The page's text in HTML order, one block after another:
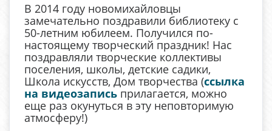
В 2014 году новомихайловцы
замечательно поздравили библиотеку с
50-летним юбилеем. Получился по-
настоящему творческий праздник! Нас
поздравляли творческие коллективы
поселения, школы, детские садики,
Школа искусств, Дом творчества (ссылка
на видеозапись прилагается, можно
еще раз окунуться в эту неповторимую
атмосферу!)